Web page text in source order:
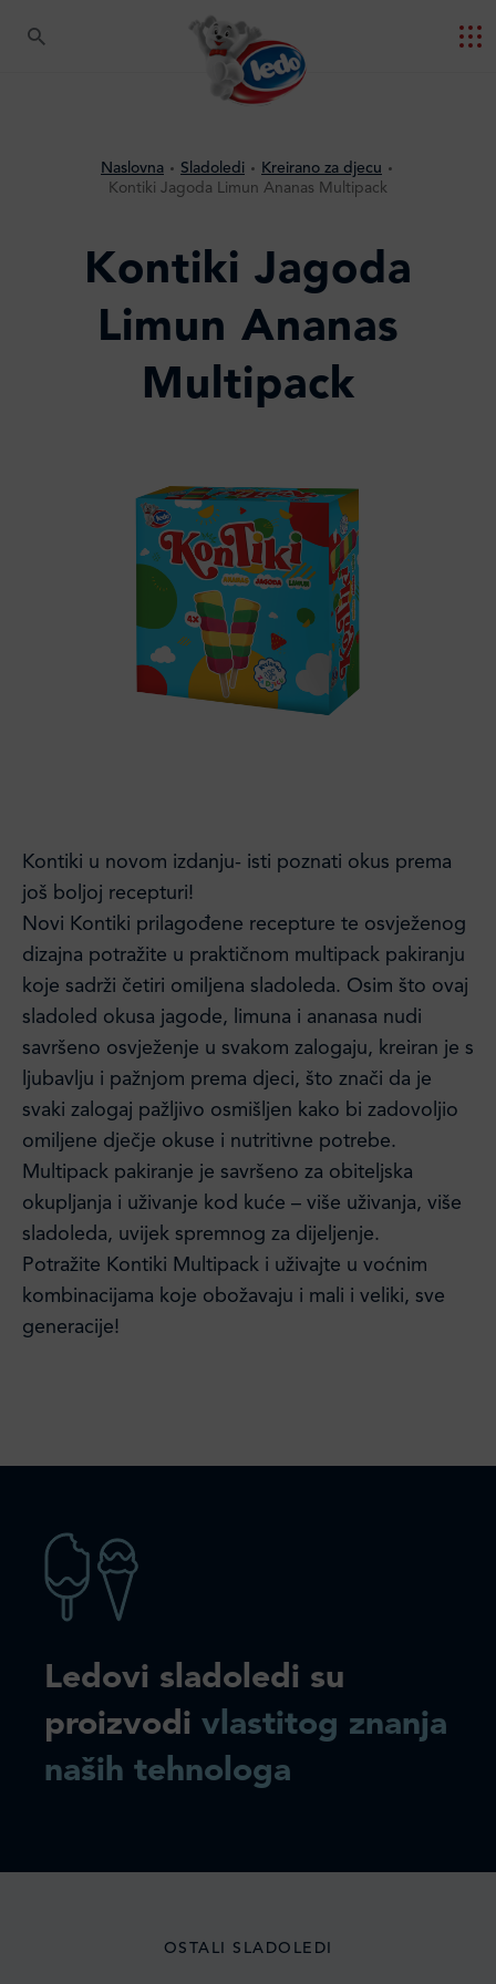
Naslovna Sladoledi
Kreirano za djecu
Kontiki Jagoda Limun Ananas Multipack
Kontiki Jagoda
Limun Ananas
Multipack
Kontiki u novom izdanju- isti poznati okus prema
još boljoj recepturi!
Novi Kontiki prilagođene recepture te osvježenog
dizajna potražite u praktičnom multipack pakiranju
koje sadrži četiri omiljena sladoleda. Osim što ovaj
sladoled okusa jagode, limuna i ananasa nudi
savršeno osvježenje u svakom zalogaju, kreiran je s
ljubavlju i pažnjom prema djeci, što znači da je
svaki zalogaj pažljivo osmišljen kako bi zadovoljio
omiljene dječje okuse i nutritivne potrebe.
Multipack pakiranje je savršeno za obiteljska
okupljanja i uživanje kod kuće – više uživanja, više
sladoleda, uvijek spremnog za dijeljenje.
Potražite Kontiki Multipack i uživajte u voćnim
kombinacijama koje obožavaju i mali i veliki, sve
generacije!
Ledovi sladoledi su
proizvodi vlastitog znanja
naših tehnologa
OSTALI SLADOLEDI